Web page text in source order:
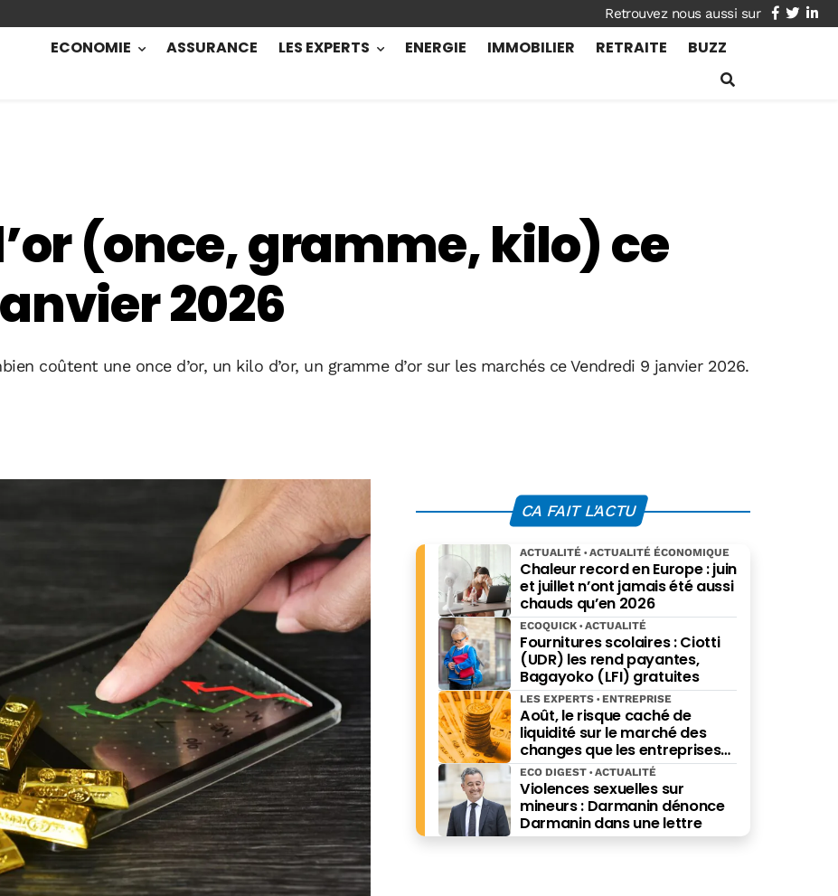
facebook
twitter
ECONOMIE ASSURANCE LES EXPERTS ENERGIE IMMOBILIER RETRAITE BUZZ
(once, gramme, kilo) ce
2026
coûtent une once d’or, un kilo d’or, un gramme d’or sur les marchés ce Vendredi 9 janvier 2026.
CA FAIT L'ACTU
Chaleur record en Europe : juin
et juillet n’ont jamais été aussi
chauds qu’en 2026
ACTUALITÉ ACTUALITÉ ÉCONOMIQUE
Fournitures scolaires : Ciotti
(UDR) les rend payantes,
Bagayoko (LFI) gratuites
ECOQUICK ACTUALITÉ
Août, le risque caché de
liquidité sur le marché des
changes que les entreprises
sous-estiment
LES EXPERTS ENTREPRISE
Violences sexuelles sur
mineurs : Darmanin dénonce
Darmanin dans une lettre
ECO DIGEST ACTUALITÉ